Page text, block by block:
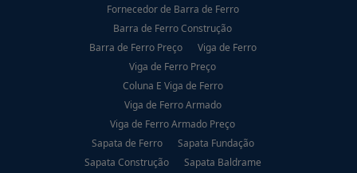
Fornecedor de Barra de Ferro
Barra de Ferro Construção
Barra de Ferro Preço
Viga de Ferro
Viga de Ferro Preço
Coluna E Viga de Ferro
Viga de Ferro Armado
Viga de Ferro Armado Preço
Sapata de Ferro
Sapata Fundação
Sapata Construção
Sapata Baldrame